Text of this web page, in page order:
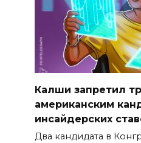
Калши запретил
американским
инсайдерских
Два кандидата в